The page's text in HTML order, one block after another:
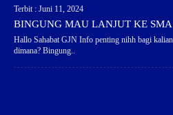
Terbit : Juni 11, 2024
BINGUNG MAU LANJUT KE SMA
Hallo Sahabat GJN Info penting nihh bagi
dimana? Bingung..